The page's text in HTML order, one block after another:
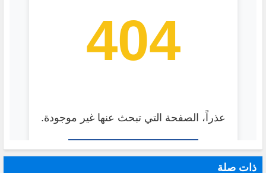
ذات صلة